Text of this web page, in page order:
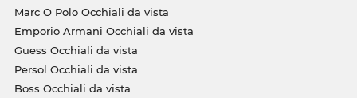
Marc O Polo Occhiali da vista
Emporio Armani Occhiali da vista
Guess Occhiali da vista
Persol Occhiali da vista
Boss Occhiali da vista